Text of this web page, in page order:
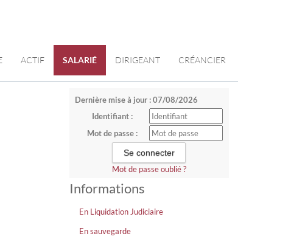
ACTIF SALARIÉ DIRIGEANT CRÉANCIER
Dernière mise à jour : 07/08/2026
Identifiant :
Mot de passe :
Mot de passe oublié ?
Informations
En Liquidation Judiciaire
En sauvegarde